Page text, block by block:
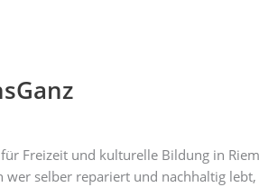
Freizeit und kulturelle Bildung in
selber repariert und nachhaltig